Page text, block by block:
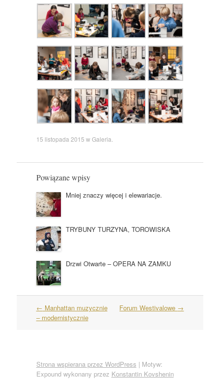
15 listopada 2015 wGaleria
Powiązane wpisy
Mniej znaczy więcej i elewariacje.
TRYBUNY TURZYNA, TOROWISKA
Drzwi Otwarte – OPERA NA ZAMKU
Nawigacja
wpisów
← Manhattan muzycznie
– modernistycznie
Forum Westivalowe →
Strona wspierana przez WordPress | Motyw:
Expound wykonany przez Konstantin Kovshenin